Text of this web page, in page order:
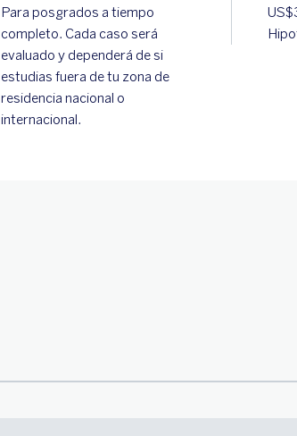
Para posgrados a tiempo
completo. Cada caso será
evaluado y dependerá de si
estudias fuera de tu zona de
residencia nacional o
internacional.